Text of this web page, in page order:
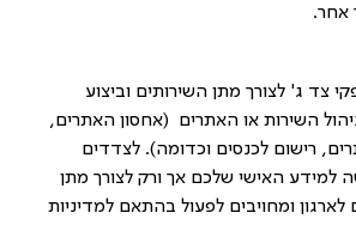
אחר.
צד ג' לצורך מתן השירותים וביצוע
השירות או האתרים (אחסון האתרים,
רישום לכנסים וכדומה). לצדדים
למידע האישי שלכם אך ורק לצורך מתן
לארגון ומחויבים לפעול בהתאם למדיניות